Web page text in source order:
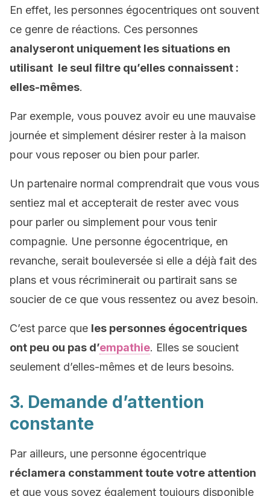
En effet, les personnes égocentriques ont souvent
ce genre de réactions. Ces personnes
analyseront uniquement les situations en
utilisant le seul filtre qu’elles connaissent :
elles-mêmes.
Par exemple, vous pouvez avoir eu une mauvaise
journée et simplement désirer rester à la maison
pour vous reposer ou bien pour parler.
Un partenaire normal comprendrait que vous vous
sentiez mal et accepterait de rester avec vous
pour parler ou simplement pour vous tenir
compagnie. Une personne égocentrique, en
revanche, serait bouleversée si elle a déjà fait des
plans et vous récriminerait ou partirait sans se
soucier de ce que vous ressentez ou avez besoin.
C’est parce que les personnes égocentriques
ont peu ou pas d’empathie. Elles se soucient
seulement d’elles-mêmes et de leurs besoins.
3. Demande d’attention
constante
Par ailleurs, une personne égocentrique
réclamera constamment toute votre attention
et que vous soyez également toujours disponible